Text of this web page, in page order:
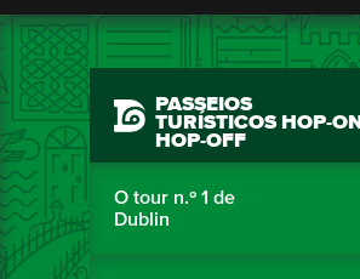
PASSEIOS
TURÍSTICOS HOP-ON
HOP-OFF
O tour n.º 1 de
Dublin